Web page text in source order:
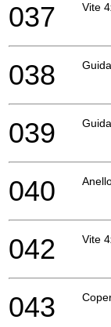
Vite
037
038
039
040
Vite
042
043